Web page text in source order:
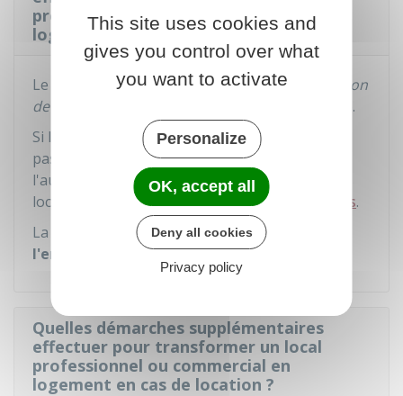
professionnel ou commercial en
logement s'il est en copropriété ?
Le règlement de copropriétédéfinit la
destination
de l'immeuble
(habitation, bureau, commerce...).
Si la transformation de votre local ne respecte
pas cette destination, vous devez demander
l'autorisation de changer l'affectation
local en
assemblée générale des copropriétaires.
La décision est prise à l'unanimité de
l'ensemble des copropriétaires.
Quelles démarches supplémentaires
effectuer pour transformer un local
professionnel ou commercial en
logement en cas de location ?
This site uses cookies and
gives you control over what
you want to activate
Personalize
OK, accept all
Deny all cookies
Privacy policy